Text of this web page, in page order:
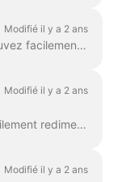
Modifié il y a 2 ans
Avec l'éditeur wave.video, vous pouvez facilement rendre flou ou pixelliser n'importe quel objet ou texte dans la vidéo. Tout d'abord, ouvrez l'éditeur et sélectionnez "Overlays & Stickers", puis ...
Modifié il y a 2 ans
Dans Wave.video, vous pouvez facilement redimensionner votre vidéo en fonction de différents ratios d'aspect. Dans l'éditeur, à l'étape " Redimensionner la vidéo ", vous pouvez choisir un nouveau format pour votre...
Modifié il y a 2 ans